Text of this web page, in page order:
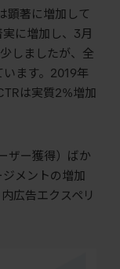
顕著に増加して
に増加し、3月
しましたが、全
ます。2019年
は実質2%増加
ザー獲得）ばか
メントの増加
広告エクスペリ